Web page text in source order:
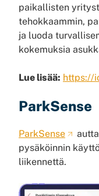
paikallisten
tehokkaammin,
ja luoda
kokemuksia
Lue lisää: https://
ParkSense
ParkSense
pysäköinnin
liikennettä.